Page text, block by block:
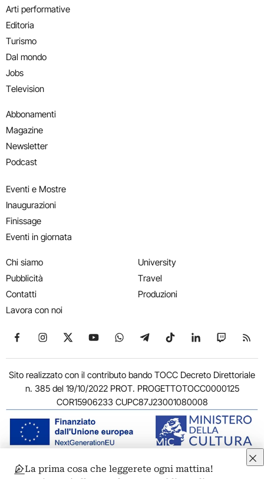
Arti performative
Editoria
Turismo
Dal mondo
Jobs
Television
Abbonamenti
Magazine
Newsletter
Podcast
Eventi e Mostre
Inaugurazioni
Finissage
Eventi in giornata
Chi siamo
Pubblicità
Contatti
Lavora con noi
University
Travel
Produzioni
Seguici su Facebook
Seguici su Instagram
Seguici su X
Seguici su YouTube
Seguici su WhatsApp
Seguici su Telegram
Seguici su TikTok
Seguici su
Seguici
Sito realizzato con il contributo bando TOCC Decreto Direttoriale
n. 385 del 19/10/2022 PROT. PROGETTOTOCC0000125
COR15906233 CUPC87J23001080008
© 2011-2026 ARTRIBUNE srl – Corso Vittorio Emanuele II, 287 –
La prima cosa che leggerete ogni mattina!